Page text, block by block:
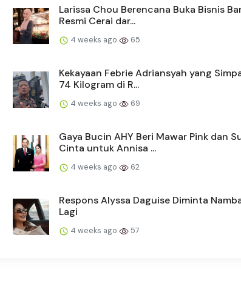
Larissa Chou Berencana Buka Bisnis
Resmi Cerai dar...
4 weeks ago 65
Kekayaan Febrie Adriansyah yang
74 Kilogram di R...
4 weeks ago 69
Gaya Bucin AHY Beri Mawar Pink dan
Cinta untuk Annisa ...
4 weeks ago 62
Respons Alyssa Daguise Diminta
Lagi
4 weeks ago 57